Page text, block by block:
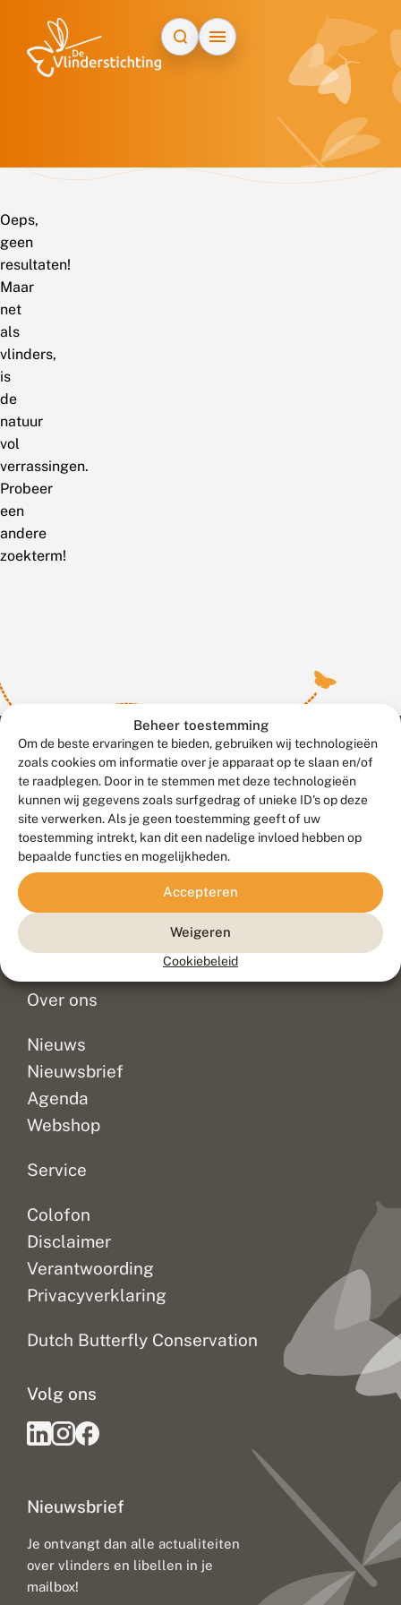
Beheer toestemming
Om de beste ervaringen te bieden, gebruiken wij technologieën
zoals cookies om informatie over je apparaat op te slaan en/of
te raadplegen. Door in te stemmen met deze technologieën
kunnen wij gegevens zoals surfgedrag of unieke ID's op deze
site verwerken. Als je geen toestemming geeft of uw
toestemming intrekt, kan dit een nadelige invloed hebben op
bepaalde functies en mogelijkheden.
Accepteren
Weigeren
Cookiebeleid
Oeps,
geen
resultaten!
Maar
net
als
vlinders,
is
de
natuur
vol
verrassingen.
Probeer
een
andere
zoekterm!
Contact
Veelgestelde vragen
Doneer
Over ons
Nieuws
Nieuwsbrief
Agenda
Webshop
Service
Colofon
Disclaimer
Verantwoording
Privacyverklaring
Dutch Butterfly Conservation
Nieuwsbrief
Je ontvangt dan alle actualiteiten
over vlinders en libellen in je
mailbox!
Volg ons
Meld waarnemingen© 2026 Vlinderstichting
Duurzaam ontwikkeld door
Go2People
, ontworpen door
Blue Field Agency
Privacy
Disclaimer
Sitemap